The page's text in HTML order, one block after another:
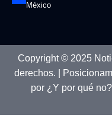
México
Copyright © 2025
derechos. |
por ¿Y por qué